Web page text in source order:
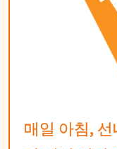
매일 아침,